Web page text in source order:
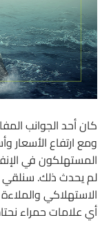
ومع ارتفاع الأسعار
المستهلكون في
لم يحدث ذلك. سنلقي
الاستهلاكي
أي علامات حمراء